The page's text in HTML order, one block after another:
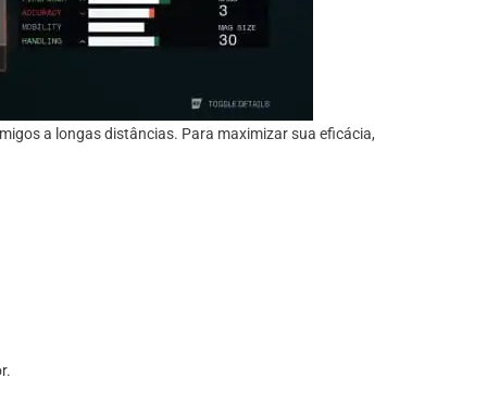
a longas distâncias. Para maximizar sua eficácia,